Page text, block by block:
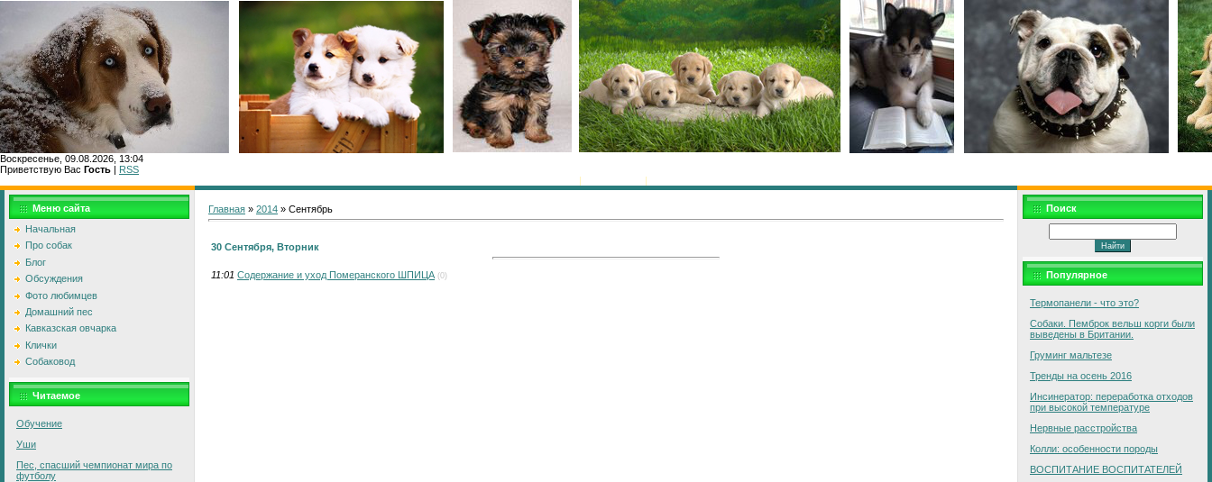
Воскресенье, 09.08.2026, 13:04
Приветствую Вас Гость | RSS
| |
Меню сайта
Начальная
Про собак
Блог
Обсуждения
Фото любимцев
Домашний пес
Кавказская овчарка
Клички
Собаковод
Читаемое
Обучение
Уши
Пес, спасший чемпионат мира по
футболу
Главная » 2014 » Сентябрь
30 Сентября, Вторник
11:01 Содержание и уход Померанского ШПИЦА (0)
Поиск
Популярное
Термопанели - что это?
Собаки. Пемброк вельш корги были
выведены в Британии.
Груминг мальтезе
Тренды на осень 2016
Инсинератор: переработка отходов
при высокой температуре
Нервные расстройства
Колли: особенности породы
ВОСПИТАНИЕ ВОСПИТАТЕЛЕЙ